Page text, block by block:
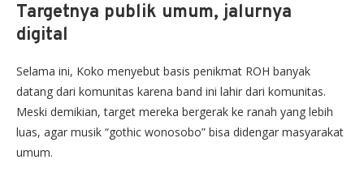
Targetnya publik umum, jalurnya
digital
Selama ini, Koko menyebut basis penikmat ROH banyak
datang dari komunitas karena band ini lahir dari komunitas.
Meski demikian, target mereka bergerak ke ranah yang lebih
luas, agar musik “gothic wonosobo” bisa didengar masyarakat
umum.